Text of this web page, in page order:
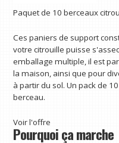
Paquet de 10 berceaux
Ces paniers de support
votre citrouille puisse
emballage multiple, il est
la maison, ainsi que pour
à partir du sol. Un pack de
berceau.
Voir l'offre
Pourquoi ça marche